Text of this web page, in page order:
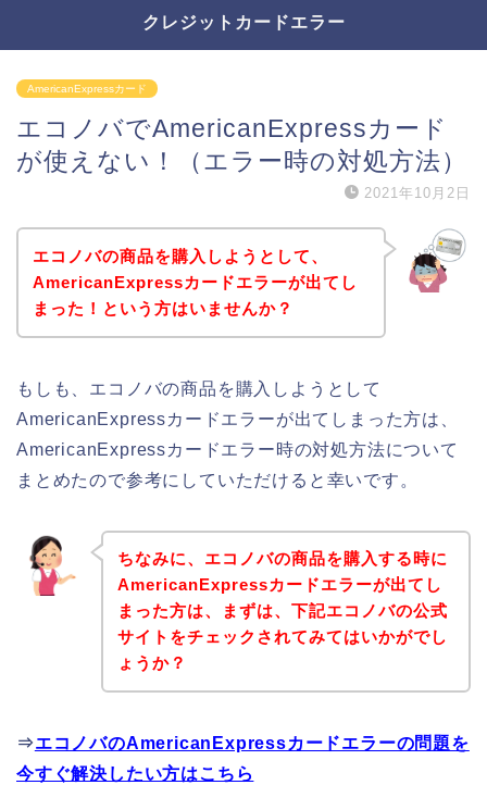
クレジットカードエラー
AmericanExpressカード
エコノバでAmericanExpressカード
が使えない！（エラー時の対処方法）
2021年10月2日
エコノバの商品を購入しようとして、
AmericanExpressカードエラーが出てし
まった！という方はいませんか？
もしも、エコノバの商品を購入しようとして
AmericanExpressカードエラーが出てしまった方は、
AmericanExpressカードエラー時の対処方法について
まとめたので参考にしていただけると幸いです。
ちなみに、エコノバの商品を購入する時に
AmericanExpressカードエラーが出てし
まった方は、まずは、下記エコノバの公式
サイトをチェックされてみてはいかがでし
ょうか？
⇒エコノバのAmericanExpressカードエラーの問題を
今すぐ解決したい方はこちら